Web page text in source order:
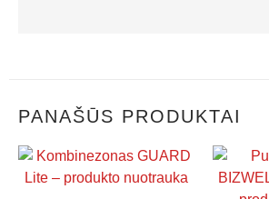
PANAŠŪS PRODUKTAI